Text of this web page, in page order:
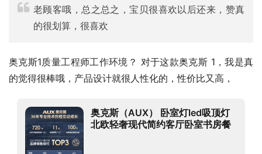
老顾客哦，总之总之，宝贝很喜欢以后还来，赞真
的很划算，很喜欢
奥克斯1质量工程师工作环境？ 对于这款奥克斯 1，我是真
的觉得很棒哦，产品设计就很人性化的，性价比又高，
奥克斯（AUX） 卧室灯led吸顶灯
北欧轻奢现代简约客厅卧室书房餐